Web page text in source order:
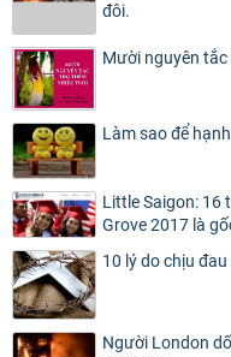
đôi.
Mười nguyên
Làm sao để
Little Saigon: 16
Grove 2017 là
10 lý do chịu
Người London